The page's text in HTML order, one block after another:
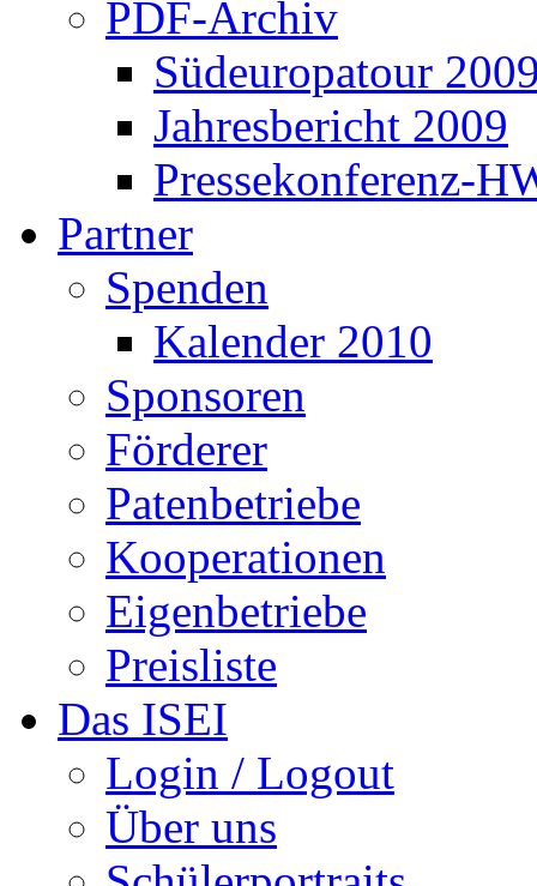
PDF-Archiv
Südeuropatour
Jahresbericht 2009
Pressekonferenz-
Partner
Spenden
Kalender 2010
Sponsoren
Förderer
Patenbetriebe
Kooperationen
Eigenbetriebe
Preisliste
Das ISEI
Login / Logout
Über uns